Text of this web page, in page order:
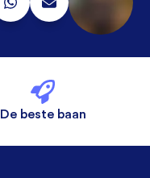
De beste baan